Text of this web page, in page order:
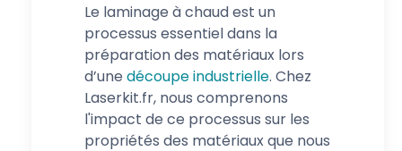
Le laminage à chaud est un
processus essentiel dans la
préparation des matériaux lors
d’une découpe industrielle. Chez
Laserkit.fr, nous comprenons
l'impact de ce processus sur les
propriétés des matériaux que nous